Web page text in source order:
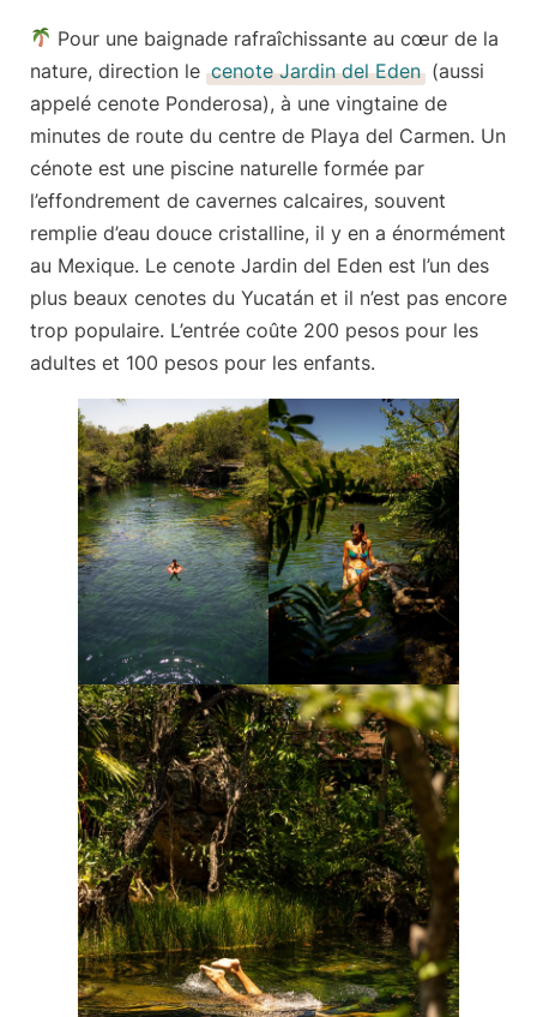
Pour une baignade rafraîchissante au cœur de la
nature, direction le cenote Jardin del Eden (aussi
appelé cenote Ponderosa), à une vingtaine de
minutes de route du centre de Playa del Carmen. Un
cénote est une piscine naturelle formée par
l’effondrement de cavernes calcaires, souvent
remplie d’eau douce cristalline, il y en a énormément
au Mexique. Le cenote Jardin del Eden est l’un des
plus beaux cenotes du Yucatán et il n’est pas encore
trop populaire. L’entrée coûte 200 pesos pour les
adultes et 100 pesos pour les enfants.